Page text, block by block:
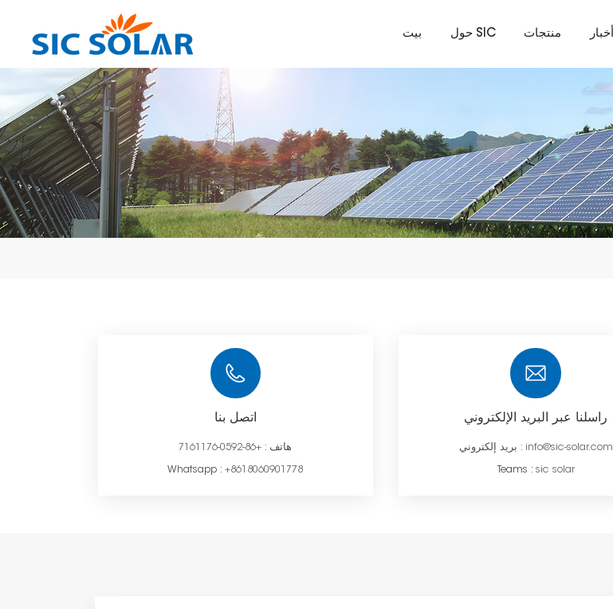
بيت حول SIC منتجات أخبار
اتصل بنا
هاتف : +86-0592-7161176
Whatsapp :+8618060901778
راسلنا عبر البريد الإلكتروني
بريد إلكتروني : info@sic-solar.com
Teams : sic solar